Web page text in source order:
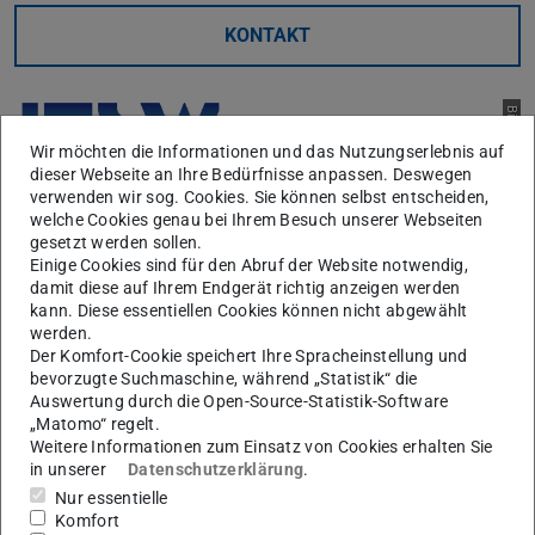
KONTAKT
Bild: IFSW
Schädigungsmechanik beschreibt die fortschreitende
Materialschädigung unter Belastung, die zu einer
Wir möchten die Informationen und das Nutzungserlebnis auf
dieser Webseite an Ihre Bedürfnisse anpassen. Deswegen
verwenden wir sog. Cookies. Sie können selbst entscheiden,
welche Cookies genau bei Ihrem Besuch unserer Webseiten
gesetzt werden sollen.
Einige Cookies sind für den Abruf der Website notwendig,
damit diese auf Ihrem Endgerät richtig anzeigen werden
kann. Diese essentiellen Cookies können nicht abgewählt
werden.
Der Komfort-Cookie speichert Ihre Spracheinstellung und
bevorzugte Suchmaschine, während „Statistik“ die
Auswertung durch die Open-Source-Statistik-Software
„Matomo“ regelt.
Weitere Informationen zum Einsatz von Cookies erhalten Sie
in unserer
Datenschutzerklärung.
Nur essentielle
Komfort